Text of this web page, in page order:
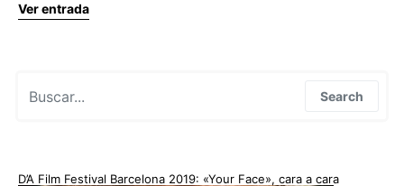
Ver entrada
Search
D’A Film Festival Barcelona 2019: «Your Face», cara a cara